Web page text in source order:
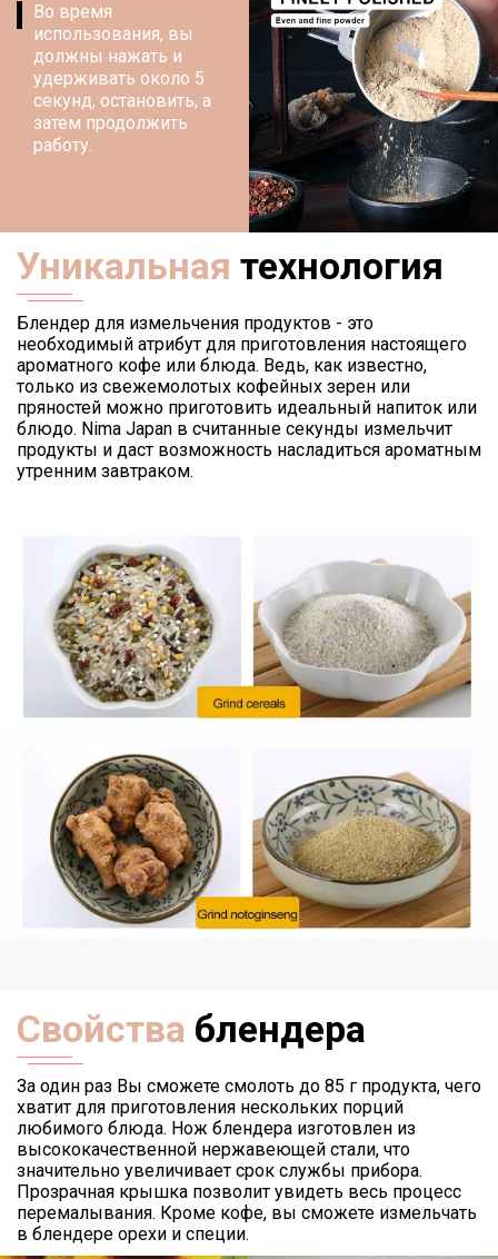
Во время
использования, вы
должны нажать и
удерживать около 5
секунд, остановить, а
затем продолжить
работу.
Уникальная технология
Блендер для измельчения продуктов - это
необходимый атрибут для приготовления настоящего
ароматного кофе или блюда. Ведь, как известно,
только из свежемолотых кофейных зерен или
пряностей можно приготовить идеальный напиток или
блюдо. Nima Japan в считанные секунды измельчит
продукты и даст возможность насладиться ароматным
утренним завтраком.
Свойства блендера
За один раз Вы сможете смолоть до 85 г продукта, чего
хватит для приготовления нескольких порций
любимого блюда. Нож блендера изготовлен из
высококачественной нержавеющей стали, что
значительно увеличивает срок службы прибора.
Прозрачная крышка позволит увидеть весь процесс
перемалывания. Кроме кофе, вы сможете измельчать
в блендере орехи и специи.